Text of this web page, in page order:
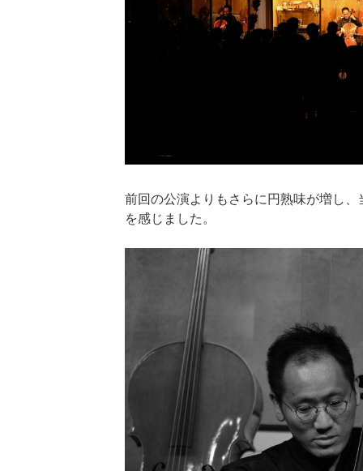
前回の公演よりもさらに円熟味が増し
を感じました。